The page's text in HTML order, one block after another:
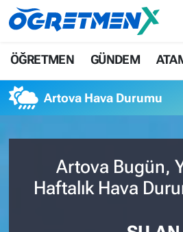
ÖĞRETMEN GÜNDEM
Artova Hava Durumu
Artova Bugün,
Haftalık Hava
ÖĞRETMEN
SINAVLAR
HAYATIN İÇİNDEN
UZMAN ÖĞRETMENLİK
İstanbul Nöbetçi Eczaneler
İstanbul Trafik Yoğunluk
Süper Lig Puan Durumu ve